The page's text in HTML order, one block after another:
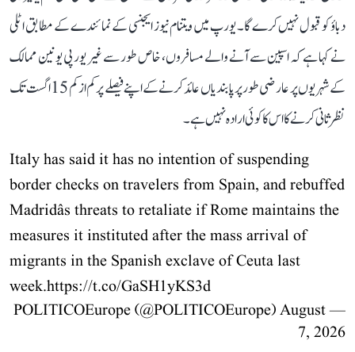
دباؤ کو قبول نہیں کرے گا۔ یورپ میں ویتنام نیوز ایجنسی کے نمائندے کے مطابق اٹلی
نے کہا ہے کہ اسپین سے آنے والے مسافروں، خاص طور سے غیر یورپی یونین ممالک
کے شہریوں پر عارضی طور پر پابندیاں عائد کرنے کے اپنے فیصلے پر کم از کم 15 اگست تک
نظرثانی کرنے کا اس کا کوئی ارادہ نہیں ہے۔
Italy has said it has no intention of suspending
border checks on travelers from Spain, and rebuffed
Madridâs threats to retaliate if Rome maintains the
measures it instituted after the mass arrival of
migrants in the Spanish exclave of Ceuta last
week.https://t.co/GaSH1yKS3d
— POLITICOEurope (@POLITICOEurope)
August
7, 2026